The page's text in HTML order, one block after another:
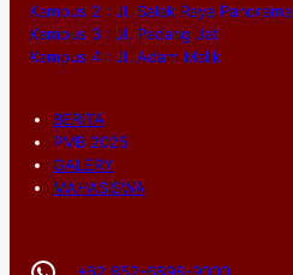
Kampus 2 : Jl. Salak Raya Panorama
Kampus 3 : Jl. Padang Jati
Kampus 4 : Jl. Adam Malik
BERITA
PMB 2025
GALERY
MAHASISWA